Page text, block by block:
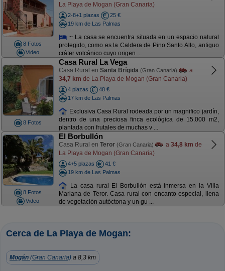
8 Fotos
Video
La Playa de Mogan (Gran Canaria)
2-8+1 plazas
25 €
19 km de Las Palmas
~ La casa se encuentra situada en un espacio natural
protegido, como es la Caldera de Pino Santo Alto, antiguo
cráter volcánico cuyo origen ...
8 Fotos
Casa Rural La Vega
Casa Rural en Santa Brígida (Gran Canaria)
a
34,7 km de La Playa de Mogan (Gran Canaria)
4 plazas
48 €
17 km de Las Palmas
Exclusiva Casa Rural rodeada por un magnifico jardín,
dentro de una preciosa finca ecológica de 15.000 m2,
plantada con frutales de muchas v ...
8 Fotos
Video
El Borbullón
Casa Rural en Teror (Gran Canaria) a 34,8 km de
La Playa de Mogan (Gran Canaria)
4+5 plazas
41 €
19 km de Las Palmas
La casa rural El Borbullón está inmersa en la Villa
Mariana de Teror. Casa rural con encanto especial, llena
de vegetación autóctona y un gu ...
Cerca de La Playa de Mogan:
Mogán (Gran Canaria) a 8,3 km